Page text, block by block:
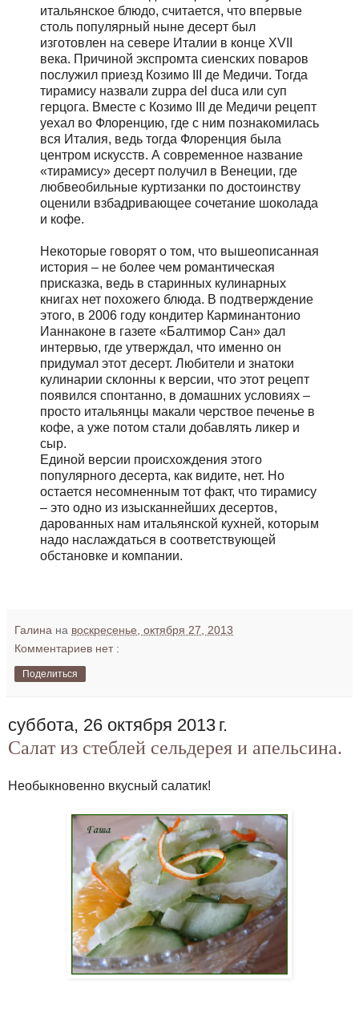
итальянское блюдо, считается, что впервые
столь популярный ныне десерт был
изготовлен на севере Италии в конце XVII
века. Причиной экспромта сиенских поваров
послужил приезд Козимо III де Медичи. Тогда
тирамису назвали zuppa del duca или суп
герцога. Вместе с Козимо III де Медичи рецепт
уехал во Флоренцию, где с ним познакомилась
вся Италия, ведь тогда Флоренция была
центром искусств. А современное название
«тирамису» десерт получил в Венеции, где
любвеобильные куртизанки по достоинству
оценили взбадривающее сочетание шоколада
и кофе.
Некоторые говорят о том, что вышеописанная
история – не более чем романтическая
присказка, ведь в старинных кулинарных
книгах нет похожего блюда. В подтверждение
этого, в 2006 году кондитер Карминантонио
Ианнаконе в газете «Балтимор Сан» дал
интервью, где утверждал, что именно он
придумал этот десерт. Любители и знатоки
кулинарии склонны к версии, что этот рецепт
появился спонтанно, в домашних условиях –
просто итальянцы макали черствое печенье в
кофе, а уже потом стали добавлять ликер и
сыр.
Единой версии происхождения этого
популярного десерта, как видите, нет. Но
остается несомненным тот факт, что тирамису
– это одно из изысканнейших десертов,
дарованных нам итальянской кухней, которым
надо наслаждаться в соответствующей
обстановке и компании.
Галина на воскресенье, октября 27, 2013
Комментариев нет :
Поделиться
суббота, 26 октября 2013 г.
Салат из стеблей сельдерея и апельсина.
Необыкновенно вкусный салатик!